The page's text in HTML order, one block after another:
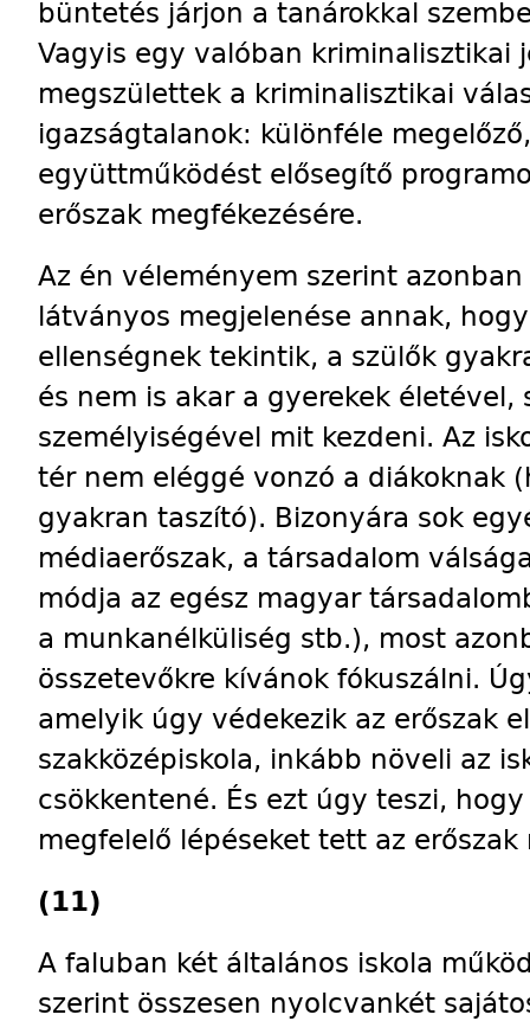
büntetés járjon a tanárokkal
Vagyis egy valóban kriminalisztikai
megszülettek a kriminalisztikai
igazságtalanok: különféle
együttműködést elősegítő
erőszak megfékezésére.
Az én véleményem szerint
látványos megjelenése annak,
ellenségnek tekintik, a szülők
és nem is akar a gyerekek életével,
személyiségével mit kezdeni. Az
tér nem eléggé vonzó a diákoknak
gyakran taszító). Bizonyára sok
médiaerőszak, a társadalom
módja az egész magyar
a munkanélküliség stb.), most
összetevőkre kívánok fókuszálni.
amelyik úgy védekezik az erőszak
szakközépiskola, inkább növeli az
csökkentené. És ezt úgy teszi,
megfelelő lépéseket tett az
(11)
A faluban két általános iskola
szerint összesen nyolcvankét